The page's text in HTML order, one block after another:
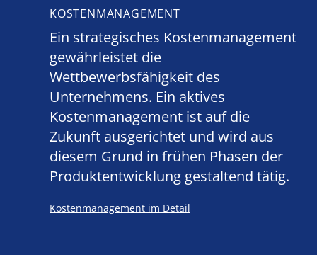
KOSTENMANAGEMENT
Ein strategisches Kostenmanagement
gewährleistet die
Wettbewerbsfähigkeit des
Unternehmens. Ein aktives
Kostenmanagement ist auf die
Zukunft ausgerichtet und wird aus
diesem Grund in frühen Phasen der
Produktentwicklung gestaltend tätig.
Kostenmanagement im Detail